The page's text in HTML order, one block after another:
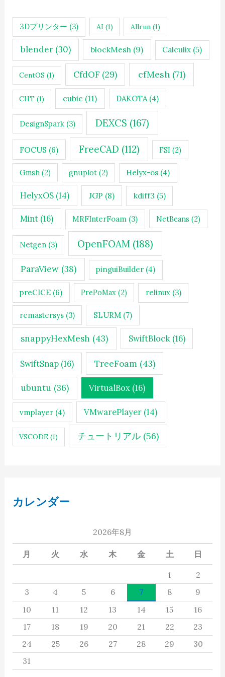
3Dプリンター (3) AI (1) Allrun(1)
blender(30) blockMesh (9) Calculix (5)
CentOS (1) CfdOF (29) cfMesh(71)
CHT (1) cubic (11) DAKOTA (4)
DesignSpark(3) DEXCS (167)
FOCUS (6) FreeCAD (112) FSI (2)
Gmsh(2) gnuplot(2) Helyx-os (4)
HelyxOS (14) JGP (8) kdiff3 (5)
Mint (16) MRFInterFoam (3) NetBeans (2)
Netgen(3) OpenFOAM (188)
ParaView (38) pinguiBuilder (4)
preCICE (6) PrePoMax (2) relinux(3)
remastersys(3) SLURM (7)
snappyHexMesh (43) SwiftBlock(16)
SwiftSnap (16) TreeFoam(43)
ubuntu (36) VirtualBox (16)
vmplayer (4) VMwarePlayer (14)
VSCODE (1) チュートリアル(56)
カレンダー
2026年8月
月 火 水 木 金 土 日
1
2
3
4 5 6 7 8
9
10
11 12 13 14 15
16
17
18 19 20 21 22
23
24
25 26 27 28 29
30
31